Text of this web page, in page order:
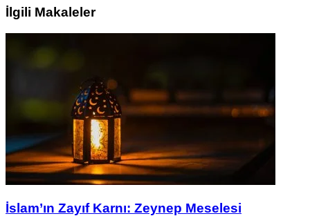
İlgili Makaleler
İslam’ın Zayıf Karnı: Zeynep Meselesi